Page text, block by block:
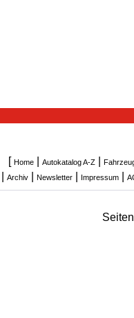
[ Home| Autokatalog A-Z|
Archiv Newsletter Impressum